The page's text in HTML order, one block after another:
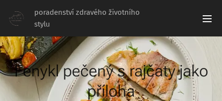
poradenství zdravého životního
stylu
Fenykl pečený s rajčaty jako
příloha